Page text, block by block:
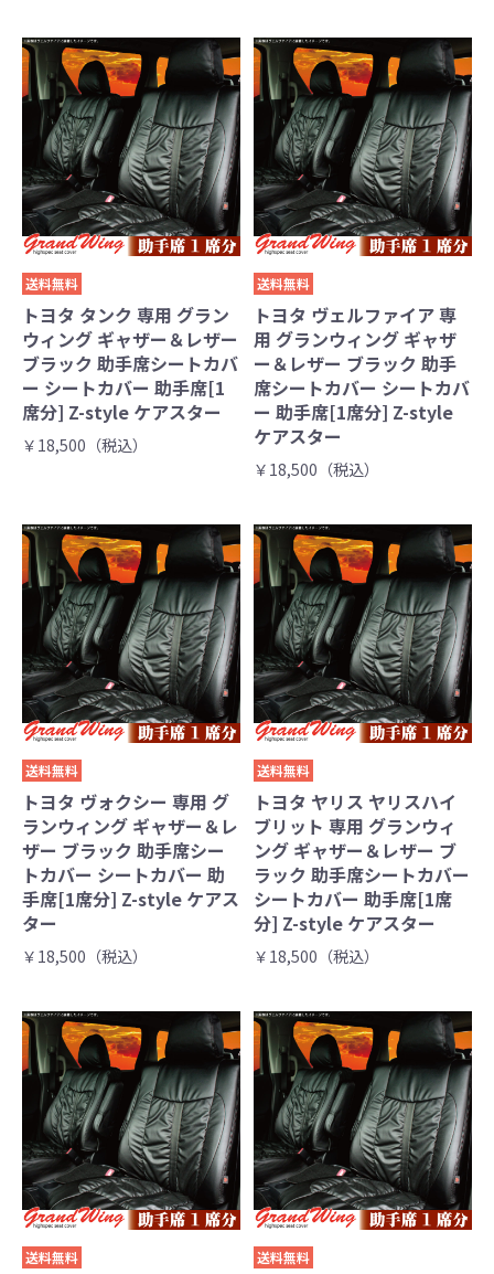
送料無料
トヨタ タンク 専用 グラン
ウィング ギャザー＆レザー
ブラック 助手席シートカバ
ー シートカバー 助手席[1
席分] Z-style ケアスター
￥18,500（税込）
送料無料
トヨタ ヴェルファイア 専
用 グランウィング ギャザ
ー＆レザー ブラック 助手
席シートカバー シートカバ
ー 助手席[1席分] Z-style
ケアスター
￥18,500（税込）
送料無料
トヨタ ヴォクシー 専用 グ
ランウィング ギャザー＆レ
ザー ブラック 助手席シー
トカバー シートカバー 助
手席[1席分] Z-style ケアス
ター
￥18,500（税込）
送料無料
トヨタ ヤリス ヤリスハイ
ブリット 専用 グランウィ
ング ギャザー＆レザー ブ
ラック 助手席シートカバー
シートカバー 助手席[1席
分] Z-style ケアスター
￥18,500（税込）
送料無料 送料無料